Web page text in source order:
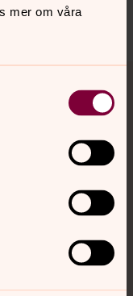
mer om våra